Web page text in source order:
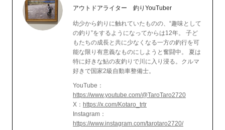
アウトドアライター 釣りYouTuber
幼少から釣りに触れていたものの、“趣味として
の釣り”をするようになってからは12年。 子ど
もたちの成長と共に少なくなる一方の釣行を可
能な限り有意義なものにしようと奮闘中。 夏は
特に好きな鮎の友釣りで川に入り浸る。クルマ
好きで国家2級自動車整備士。
YouTube：
https://www.youtube.com/@TaroTaro2720
X： https://x.com/Kotaro_trtr
Instagram：
https://www.instagram.com/tarotaro2720/